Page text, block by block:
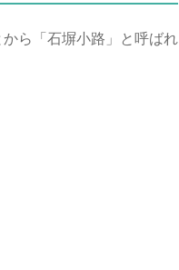
ら「石塀小路」と呼ばれ